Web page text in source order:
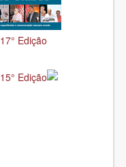
17° Edição
15° Edição